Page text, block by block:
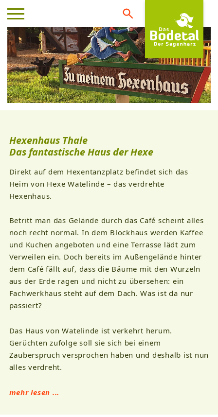
Hexenhaus Thale
Das fantastische Haus der Hexe
Direkt auf dem Hexentanzplatz befindet sich das
Heim von Hexe Watelinde – das verdrehte
Hexenhaus.
Betritt man das Gelände durch das Café scheint alles
noch recht normal. In dem Blockhaus werden Kaffee
und Kuchen angeboten und eine Terrasse lädt zum
Verweilen ein. Doch bereits im Außengelände hinter
dem Café fällt auf, dass die Bäume mit den Wurzeln
aus der Erde ragen und nicht zu übersehen: ein
Fachwerkhaus steht auf dem Dach. Was ist da nur
passiert?
Das Haus von Watelinde ist verkehrt herum.
Gerüchten zufolge soll sie sich bei einem
Zauberspruch versprochen haben und deshalb ist nun
alles verdreht.
mehr lesen ...